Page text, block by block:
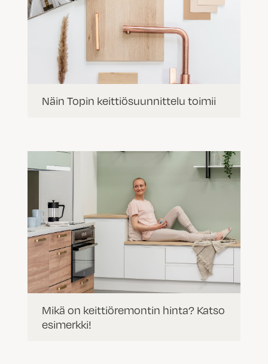
Näin Topin keittiösuunnittelu toimii
Mikä on keittiöremontin hinta? Katso
esimerkki!